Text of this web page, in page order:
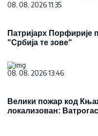
08. 08. 2026 11:35
Патријарх Порфирије
"Србија те зове"
08. 08. 2026 13:46
Велики пожар код
локализован: